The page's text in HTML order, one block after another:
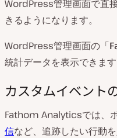
WordPress管理画面で直
きるようになります。
WordPress管理画面の「
統計データを表示できます
カスタムイベント
Fathom Analyticsでは、
信など、追跡したい行動